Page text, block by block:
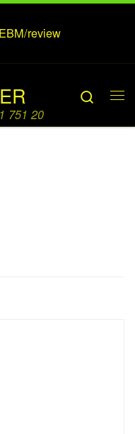
review
751 20
Search